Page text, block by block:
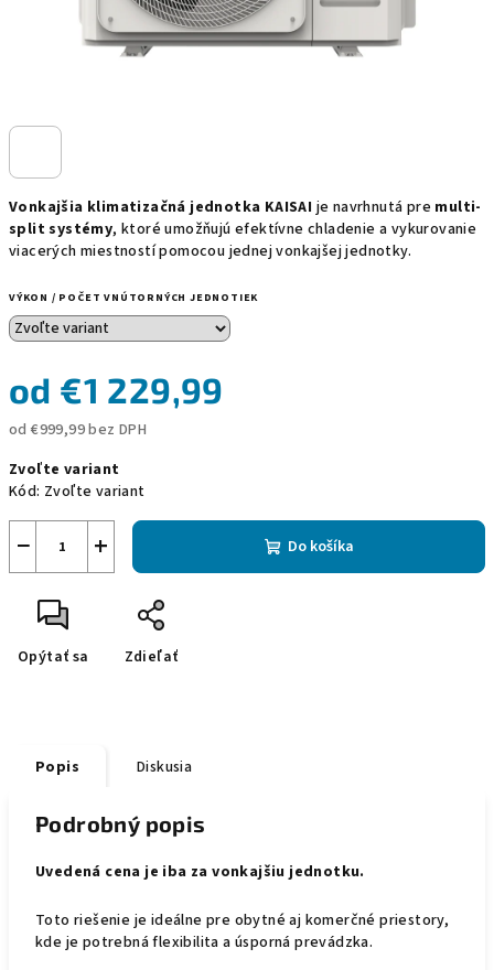
Vonkajšia klimatizačná jednotka KAISAI je navrhnutá pre multi-
split systémy, ktoré umožňujú efektívne chladenie a vykurovanie
viacerých miestností pomocou jednej vonkajšej jednotky.
VÝKON / POČET VNÚTORNÝCH JEDNOTIEK
od €1 229,99
od€999,99bez DPH
cena:
Zvoľte variant
Kód: Zvoľte variant
+
− Do košíka
Opýtať sa Zdieľať
Popis Diskusia
Podrobný popis
Uvedená cena je iba za vonkajšiu jednotku.
Toto riešenie je ideálne pre obytné aj komerčné priestory,
kde je potrebná flexibilita a úsporná prevádzka.